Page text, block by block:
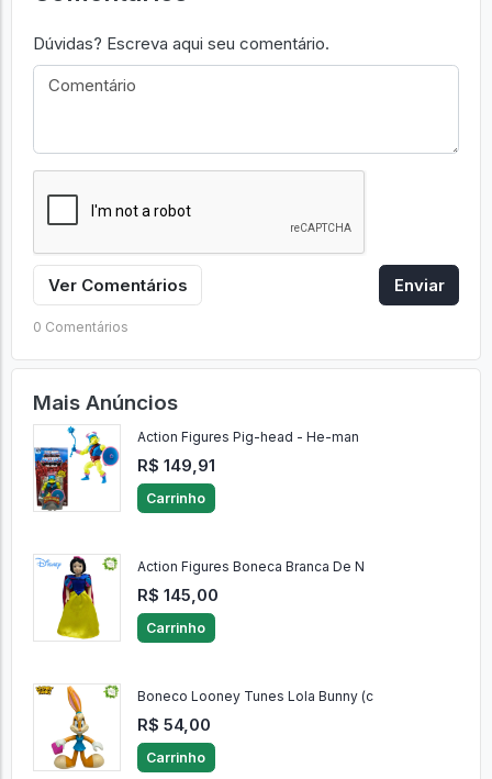
Dúvidas? Escreva aqui seu comentário.
Ver Comentários Enviar
0 Comentários
Mais Anúncios
Action Figures Pig-head - He-man
R$ 149,91
Carrinho
Action Figures Boneca Branca De N
R$ 145,00
Carrinho
Boneco Looney Tunes Lola Bunny (c
R$ 54,00
Carrinho